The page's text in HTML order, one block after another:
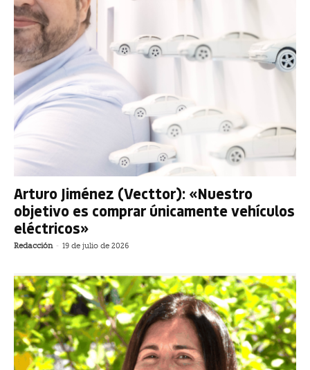
Arturo Jiménez (Vecttor): «Nuestro
objetivo es comprar únicamente vehículos
eléctricos»
Redacción - 19 de julio de 2026